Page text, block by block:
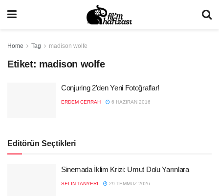
Home Tag madison wolfe
Etiket: madison wolfe
Conjuring 2’den Yeni Fotoğraflar!
ERDEM CERRAH 6 HAZIRAN 2016
Editörün Seçtikleri
Sinemada İklim Krizi: Umut Dolu Yarınlara
SELIN TANYERI 29 TEMMUZ 2026